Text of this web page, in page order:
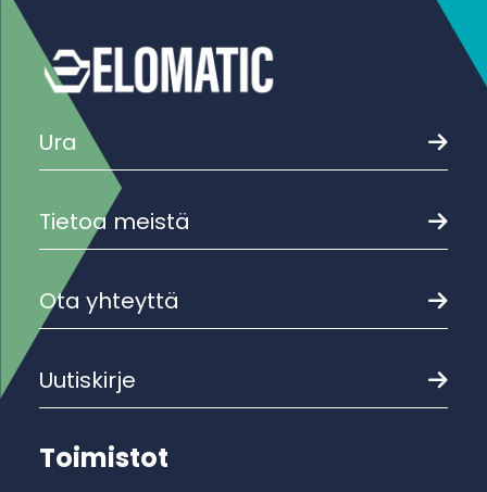
Ura
Tietoa meistä
Ota yhteyttä
Uutiskirje
Toimistot